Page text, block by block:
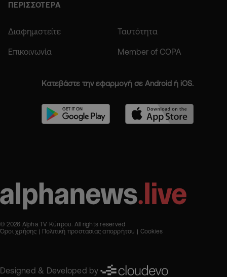
ΠΕΡΙΣΣΟΤΕΡΑ
Διαφημιστείτε Ταυτότητα
Επικοινωνία Member of COPA
Κατεβάστε την εφαρμογή σε Android ή iOS.
© 2026 Alpha TV Κύπρου. All rights reserved
Όροι χρήσης
Πολιτική προστασίας απορρήτου Cookies
Designed & Developed by